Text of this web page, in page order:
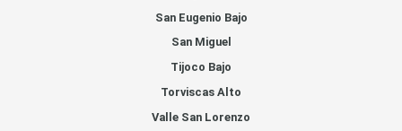
San Eugenio Bajo
San Miguel
Tijoco Bajo
Torviscas Alto
Valle San Lorenzo